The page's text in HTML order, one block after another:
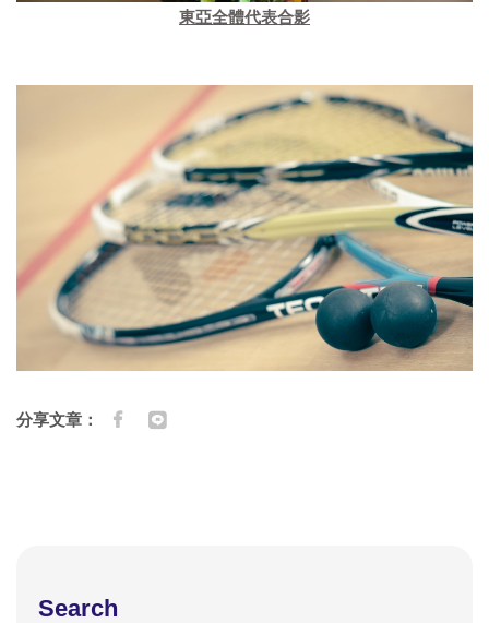
東亞全體代表合影
分享文章：
Search